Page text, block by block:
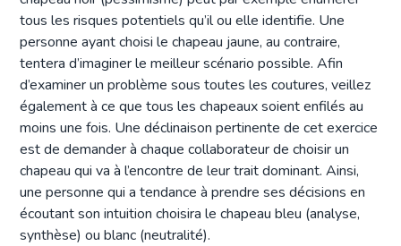
tous les risques potentiels qu’il ou elle identifie. Une
personne ayant choisi le chapeau jaune, au contraire,
tentera d’imaginer le meilleur scénario possible. Afin
d’examiner un problème sous toutes les coutures, veillez
également à ce que tous les chapeaux soient enfilés au
moins une fois. Une déclinaison pertinente de cet exercice
est de demander à chaque collaborateur de choisir un
chapeau qui va à l’encontre de leur trait dominant. Ainsi,
une personne qui a tendance à prendre ses décisions en
écoutant son intuition choisira le chapeau bleu (analyse,
synthèse) ou blanc (neutralité).